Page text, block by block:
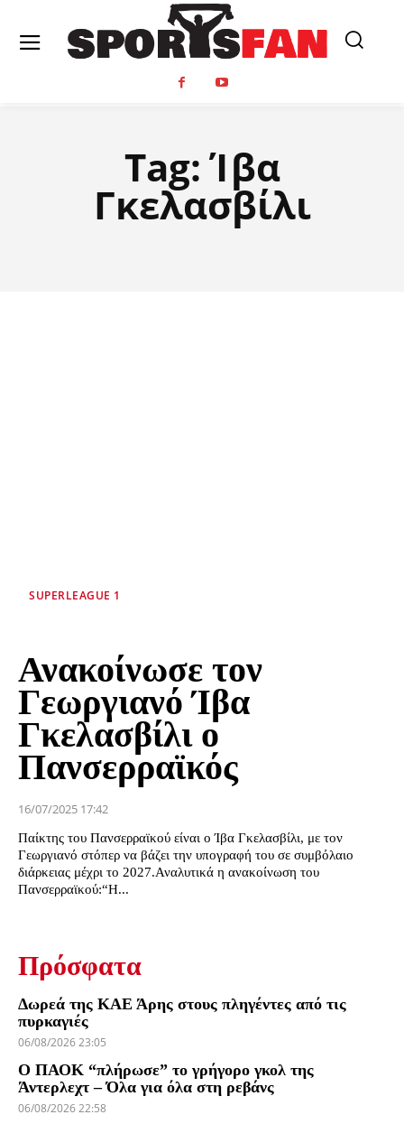
Tag:Ίβα
Γκελασβίλι
SUPERLEAGUE 1
Ανακοίνωσε τον
Γεωργιανό Ίβα
Γκελασβίλι ο
Πανσερραϊκός
16/07/2025 17:42
Παίκτης του Πανσερραϊκού είναι ο Ίβα Γκελασβίλι, με τον
Γεωργιανό στόπερ να βάζει την υπογραφή του σε συμβόλαιο
διάρκειας μέχρι το 2027.Αναλυτικά η ανακοίνωση του
Πανσερραϊκού:“Η...
Πρόσφατα
Δωρεά της ΚΑΕ Άρης στους πληγέντες από τις
πυρκαγιές
06/08/2026 23:05
Ο ΠΑΟΚ “πλήρωσε” το γρήγορο γκολ της
Άντερλεχτ – Όλα για όλα στη ρεβάνς
06/08/2026 22:58